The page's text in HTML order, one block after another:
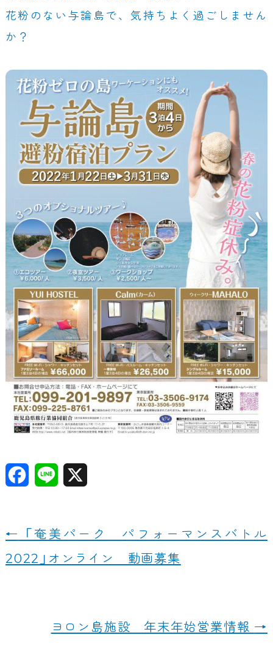
花粉のない与論島で、気持ちよく過ごしません
か？
F
c
e
b
Li
e
X
←
「奄美パーク パフォーマンスバトル
2022」オンライン 動画募集
ヨロン島施設 年末年始営業情報 →